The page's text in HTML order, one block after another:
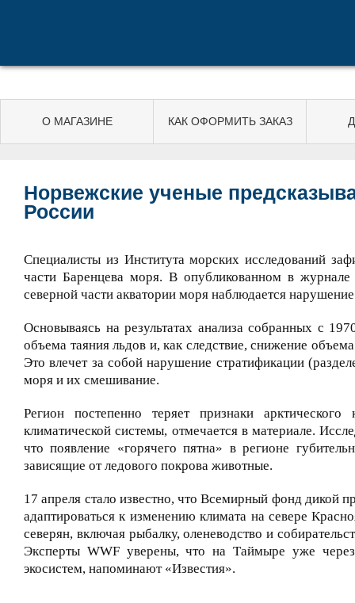
О МАГАЗИНЕ КАК ОФОРМИТЬ ЗАКАЗ
Норвежские ученые
России
Специалисты из Института морских исследований
части Баренцева моря. В опубликованном в
северной части акватории моря наблюдается
Основываясь на результатах анализа собранных с
объема таяния льдов и, как следствие, снижение
Это влечет за собой нарушение стратификации
моря и их смешивание.
Регион постепенно теряет признаки
климатической системы, отмечается в материале.
что появление «горячего пятна» в регионе
зависящие от ледового покрова животные.
17 апреля стало известно, что Всемирный фонд
адаптироваться к изменению климата на севере
северян, включая рыбалку, оленеводство и
Эксперты WWF уверены, что на Таймыре уже через
экосистем, напоминают «Известия».